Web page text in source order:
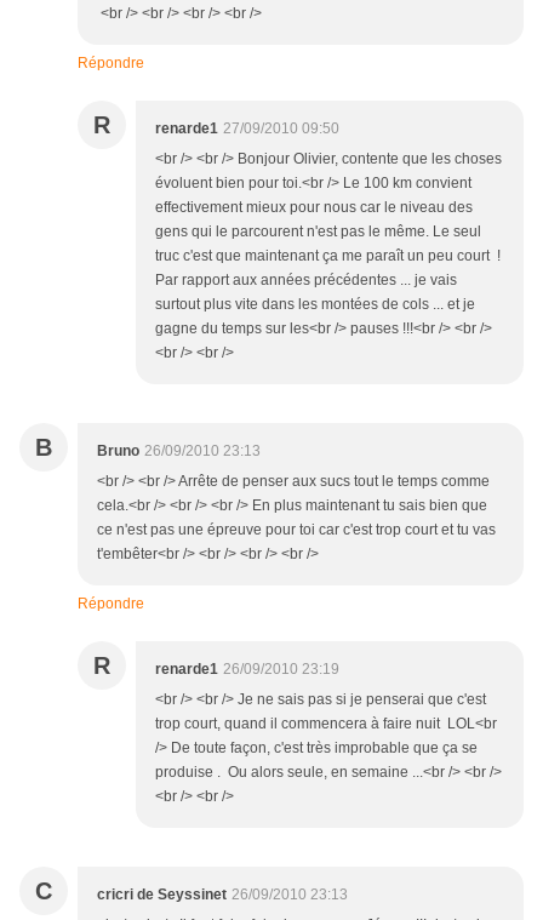
<br /> <br /> <br /> <br />
Répondre
R renarde1 27/09/2010 09:50
<br /> <br /> Bonjour Olivier, contente que les choses
évoluent bien pour toi.<br /> Le 100 km convient
effectivement mieux pour nous car le niveau des
gens qui le parcourent n'est pas le même. Le seul
truc c'est que maintenant ça me paraît un peu court !
Par rapport aux années précédentes ... je vais
surtout plus vite dans les montées de cols ... et je
gagne du temps sur les<br /> pauses !!!<br /> <br />
<br /> <br />
B Bruno 26/09/2010 23:13
<br /> <br /> Arrête de penser aux sucs tout le temps comme
cela.<br /> <br /> <br /> En plus maintenant tu sais bien que
ce n'est pas une épreuve pour toi car c'est trop court et tu vas
t'embêter<br /> <br /> <br /> <br />
Répondre
R renarde1 26/09/2010 23:19
<br /> <br /> Je ne sais pas si je penserai que c'est
trop court, quand il commencera à faire nuit LOL<br
/> De toute façon, c'est très improbable que ça se
produise . Ou alors seule, en semaine ...<br /> <br />
<br /> <br />
C cricri de Seyssinet 26/09/2010 23:13